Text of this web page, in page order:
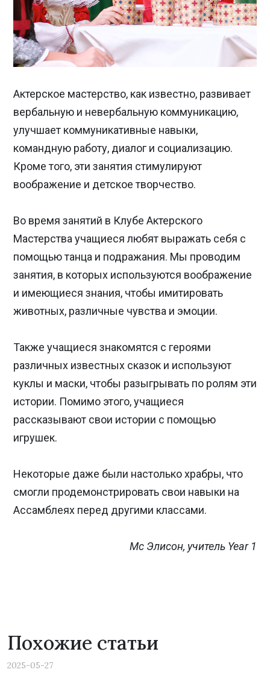
Актерское мастерство, как известно, развивает
вербальную и невербальную коммуникацию,
улучшает коммуникативные навыки,
командную работу, диалог и социализацию.
Кроме того, эти занятия стимулируют
воображение и детское творчество.
Во время занятий в Клубе Актерского
Мастерства учащиеся любят выражать себя с
помощью танца и подражания. Мы проводим
занятия, в которых используются воображение
и имеющиеся знания, чтобы имитировать
животных, различные чувства и эмоции.
Также учащиеся знакомятся с героями
различных известных сказок и используют
куклы и маски, чтобы разыгрывать по ролям эти
истории. Помимо этого, учащиеся
рассказывают свои истории с помощью
игрушек.
Некоторые даже были настолько храбры, что
смогли продемонстрировать свои навыки на
Ассамблеях перед другими классами.
Мс Элисон, учитель Year 1
Похожие статьи
2025-05-27